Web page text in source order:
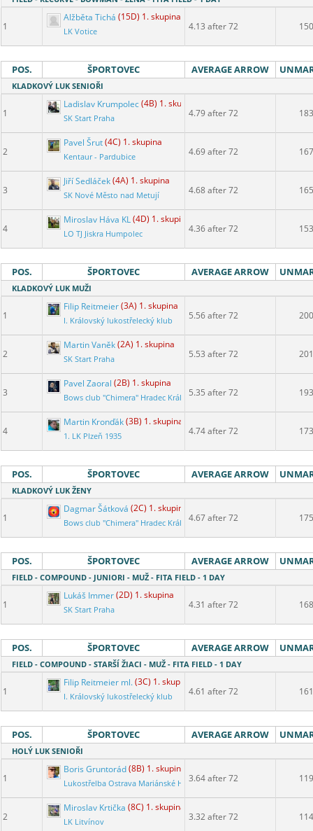
1
Alžběta Tichá (15D) 1. skupina
LK Votice 4.13 after 72 150
POS. ŠPORTOVEC AVERAGE ARROW
KLADKOVÝ LUK SENIOŘI
1
Ladislav Krumpolec(4B) 1. skupina
SK Start Praha 4.79 after 72 183
2
Pavel Šrut(4C) 1. skupina
Kentaur - Pardubice 4.69 after 72 167
3
Jiří Sedláček(4A) 1. skupina
SK Nové Město nad Metují 4.68 after 72 165
4
Miroslav Háva KL(4D) 1. skupina
LO TJ Jiskra Humpolec 4.36 after 72 153
POS. ŠPORTOVEC AVERAGE ARROW
KLADKOVÝ LUK MUŽI
1
Filip Reitmeier(3A) 1. skupina
I. Královský lukostřelecký klub 5.56 after 72 200
2
Martin Vaněk(2A) 1. skupina
SK Start Praha 5.53 after 72 201
3
Pavel Zaoral (2B) 1. skupina
Bows club "Chimera" Hradec Králové5.35 after 72 193
4
Martin Kronďák(3B) 1. skupina
1. LK Plzeň 1935 4.74 after 72 173
POS. ŠPORTOVEC AVERAGE ARROW
KLADKOVÝ LUK ŽENY
1
Dagmar Šátková (2C) 1. skupina
Bows club "Chimera" Hradec Králové4.67 after 72 175
POS. ŠPORTOVEC AVERAGE ARROW
FIELD - COMPOUND - JUNIORI - MUŽ - FITA FIELD - 1 DAY
1
Lukáš Immer(2D) 1. skupina
SK Start Praha 4.31 after 72 168
POS. ŠPORTOVEC AVERAGE ARROW
FIELD - COMPOUND - STARŠÍ ŽIACI - MUŽ - FITA FIELD - 1 DAY
1
Filip Reitmeier ml.(3C) 1. skupina
I. Královský lukostřelecký klub 4.61 after 72 161
POS. ŠPORTOVEC AVERAGE ARROW
HOLÝ LUK SENIOŘI
1
Boris Gruntorád(8B) 1. skupina
Lukostřelba Ostrava Mariánské Hory3.64 after 72 119
2
Miroslav Krtička (8C) 1. skupina
LK Litvínov 3.32 after 72 114